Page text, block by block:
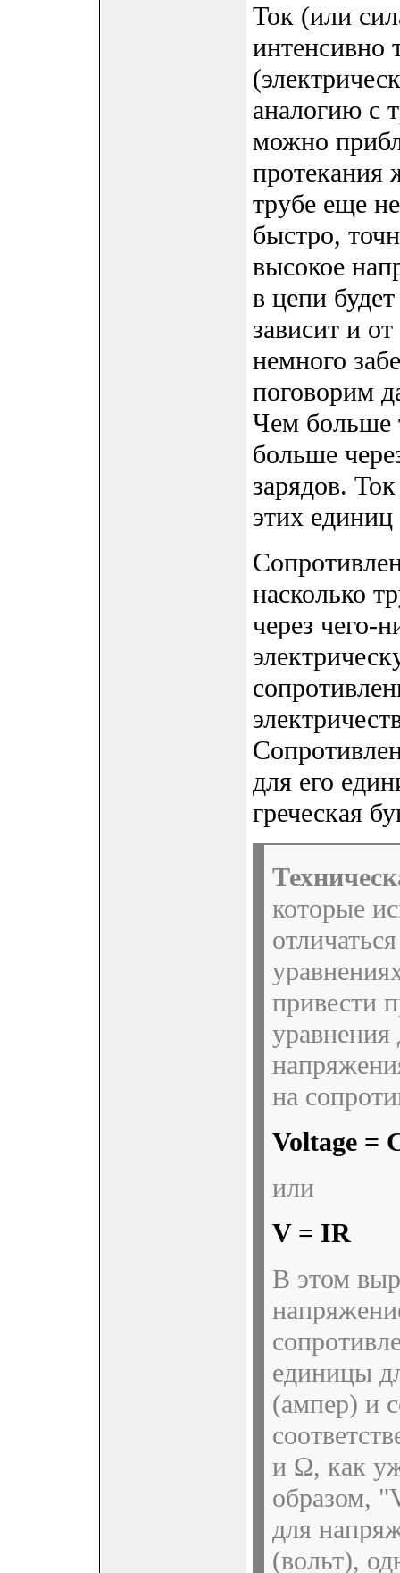
Ток (или
интенсивно
аналогию с
можно
протекания
трубе еще
быстро,
высокое
в цепи
зависит и
немного
поговорим
Чем больше
больше
зарядов.
этих
насколько
через чего-
для его
греческая
которые
привести
на
Voltage =
или
V = IR
В этом
единицы
(ампер) и
и Ω, как
образом,
для
(вольт),